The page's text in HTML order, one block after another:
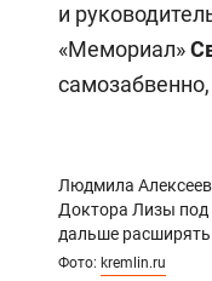
и
«Мемориал»
Людмила
Доктора Лизы под
дальше расширять
Фото: kremlin.ru